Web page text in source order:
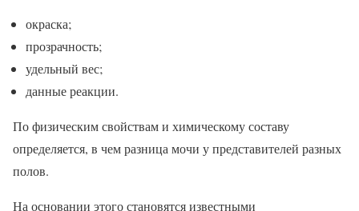
окраска;
прозрачность;
удельный вес;
данные реакции.
По физическим свойствам и химическому составу
определяется, в чем разница мочи у представителей разных
полов.
На основании этого становятся известными